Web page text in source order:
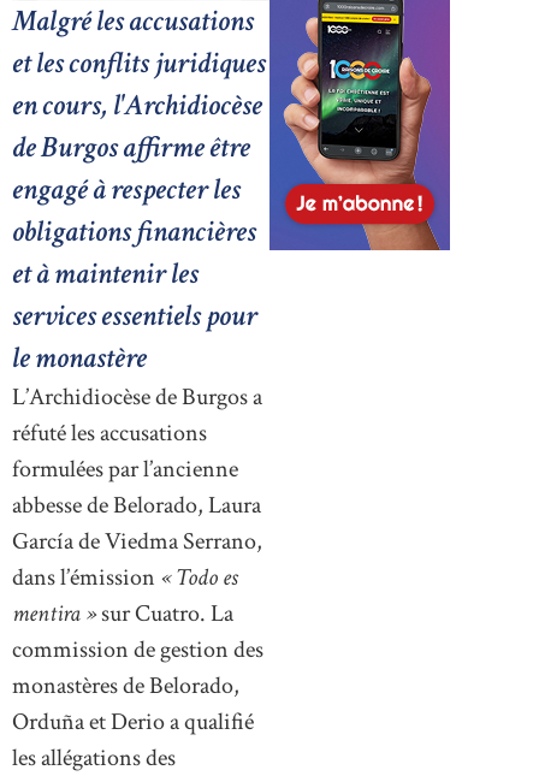
Malgré les accusations
et les conflits juridiques
en cours, l'Archidiocèse
de Burgos affirme être
engagé à respecter les
obligations financières
et à maintenir les
services essentiels pour
le monastère
L’Archidiocèse de Burgos a
réfuté les accusations
formulées par l’ancienne
abbesse de Belorado, Laura
García de Viedma Serrano,
dans l’émission « Todo es
mentira »sur Cuatro. La
commission de gestion des
monastères de Belorado,
Orduña et Derio a qualifié
les allégations des